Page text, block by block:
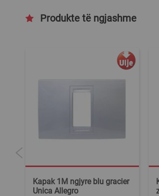
Produkte të ngjashme
Kapak 1M ngjyre blu gracier
Unica Allegro